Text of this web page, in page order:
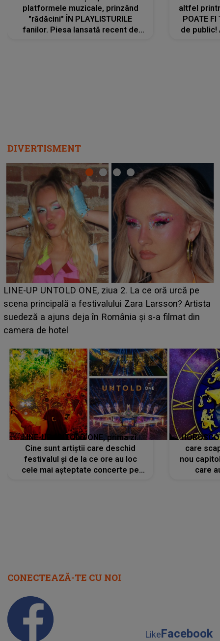
platformele muzicale, prinzând
"rădăcini" ÎN PLAYLISTURILE
fanilor. Piesa lansată recent de
altfel
POATE FI
de public!
DIVERTISMENT
Ce a dezvăluit noua concurentă din "Casa Iubirii" l-a
luat prin surprindere pe Emanuel. CINE ESTE
BĂIATUL VIZAT de Alexandra?! Aflându-se în fața
faptului împlinit, A RECUNOSCUT IMEDIAT: "Am
LINE-UP UNTOLD ONE, prima zi.
Cine sunt artiștii care deschid
festivalul și de la ce ore au loc
cele mai așteptate concerte pe
care
nou
care
CONECTEAZĂ-TE CU NOI
LikeFacebook